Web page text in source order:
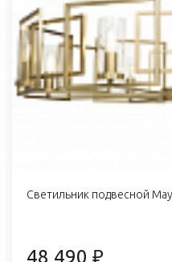
Светильник подвесной
48 490 ₽